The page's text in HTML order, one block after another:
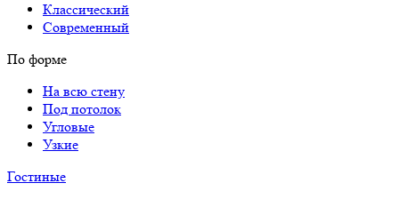
Классический
Современный
По форме
На всю стену
Под потолок
Угловые
Узкие
Гостиные